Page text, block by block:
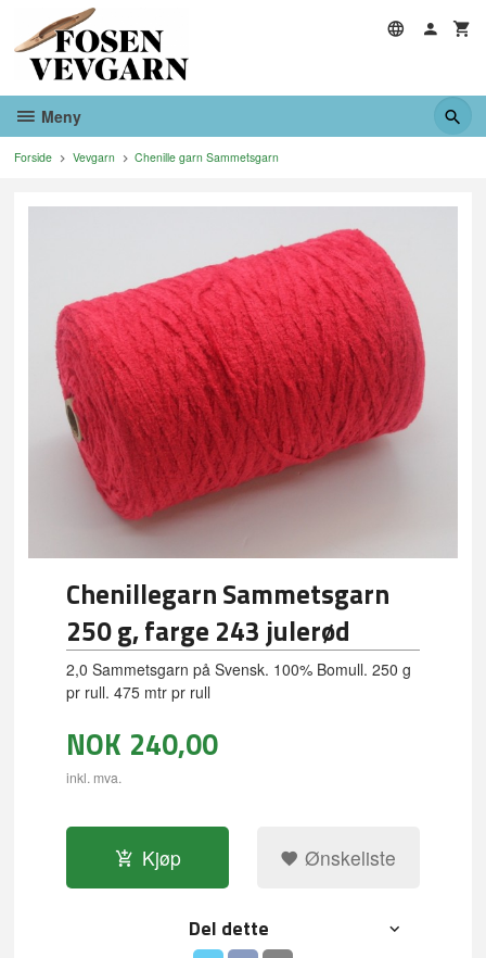
innholdet
Meny
Forside Vevgarn Chenille garn Sammetsgarn
Chenillegarn Sammetsgarn
250 g, farge 243 julerød
2,0 Sammetsgarn på Svensk. 100% Bomull. 250 g
pr rull. 475 mtr pr rull
NOK 240,00
inkl. mva.
Kjøp Ønskeliste
Del dette